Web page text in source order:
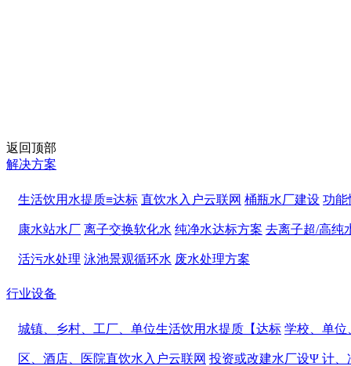
返回顶部
解决方案
生活饮用水提质≡达标 直饮水入户云联网 桶瓶水厂建设 功能
康水站水厂 离子交换软化水 纯净水达标方案 去离子超/高纯
活污水处理 泳池景观循环水 废水处理方案
行业设备
城镇、乡村、工厂、单位生活饮用水提质【达标 学校、单位
区、酒店、医院直饮水入户云联网 投资或改建水厂设Ψ 计、